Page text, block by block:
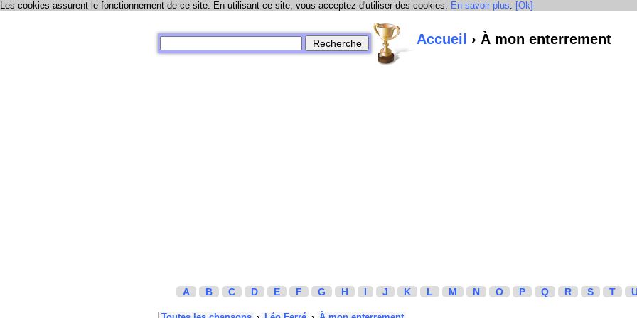
Les cookies assurent le fonctionnement de ce site. En utilisant ce site, vous acceptez d'utiliser des cookies. En savoir plus. [Ok]
Accueil › À mon enterrement
A B C D E F G H I J K L M N O P Q R S T